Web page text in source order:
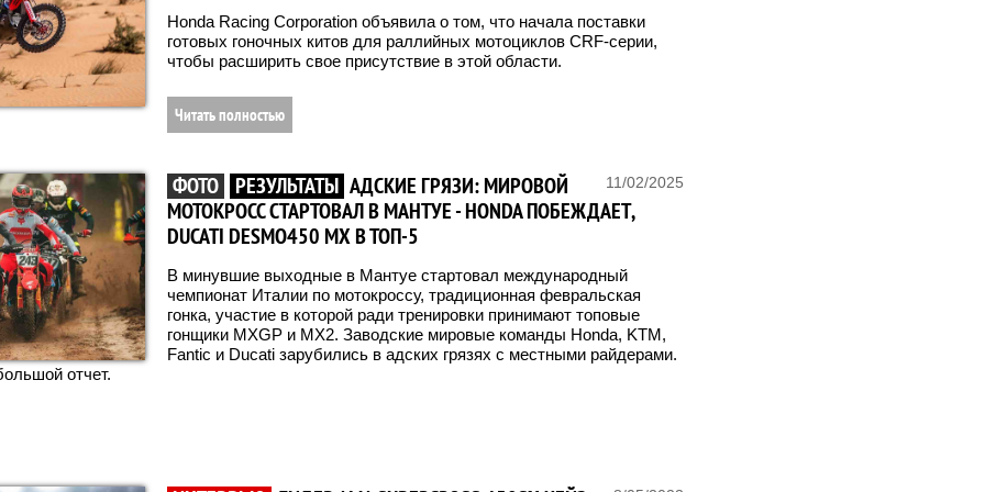
Honda Racing Corporation объявила о том, что начала поставки
готовых гоночных китов для раллийных мотоциклов CRF-серии,
чтобы расширить свое присутствие в этой области.
Читать полностью
ФОТО РЕЗУЛЬТАТЫ 11/02/2025
АДСКИЕ ГРЯЗИ: МИРОВОЙ
МОТОКРОСС СТАРТОВАЛ В МАНТУЕ - HONDA ПОБЕЖДАЕТ,
DUCATI DESMO450 MX В ТОП-5
В минувшие выходные в Мантуе стартовал международный
чемпионат Италии по мотокроссу, традиционная февральская
гонка, участие в которой ради тренировки принимают топовые
гонщики MXGP и MX2. Заводские мировые команды Honda, KTM,
Fantic и Ducati зарубились в адских грязях с местными райдерами.
отчет.